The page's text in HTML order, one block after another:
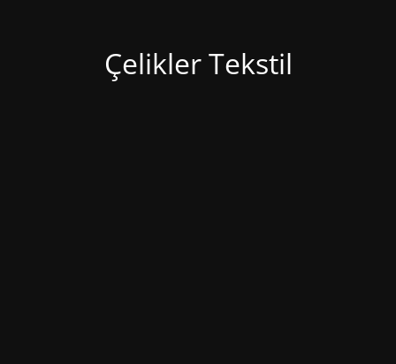
Çelikler Tekstil